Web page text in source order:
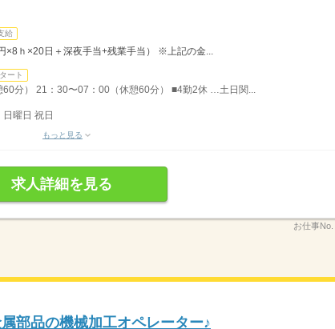
給
×8ｈ×20日＋深夜手当+残業手当） ※上記の金...
ート
分） 21：30〜07：00（休憩60分） ■4勤2休 …土日関...
曜日 祝日
もっと見る
求人詳細を見る
お仕事No.
部品の機械加工オペレーター♪